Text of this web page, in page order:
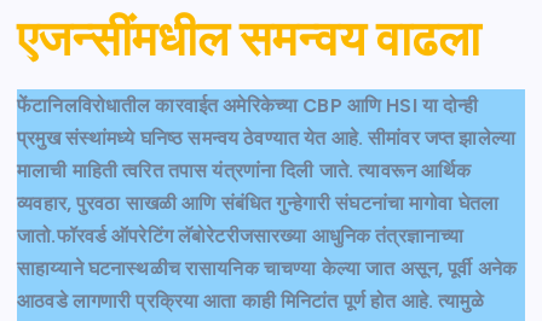
एजन्सींमधील समन्वय वाढला
फेंटानिलविरोधातील कारवाईत अमेरिकेच्या CBP आणि HSI या दोन्ही
प्रमुख संस्थांमध्ये घनिष्ठ समन्वय ठेवण्यात येत आहे. सीमांवर जप्त झालेल्या
मालाची माहिती त्वरित तपास यंत्रणांना दिली जाते. त्यावरून आर्थिक
व्यवहार, पुरवठा साखळी आणि संबंधित गुन्हेगारी संघटनांचा मागोवा घेतला
जातो.फॉरवर्ड ऑपरेटिंग लॅबोरेटरीजसारख्या आधुनिक तंत्रज्ञानाच्या
साहाय्याने घटनास्थळीच रासायनिक चाचण्या केल्या जात असून, पूर्वी अनेक
आठवडे लागणारी प्रक्रिया आता काही मिनिटांत पूर्ण होत आहे. त्यामुळे